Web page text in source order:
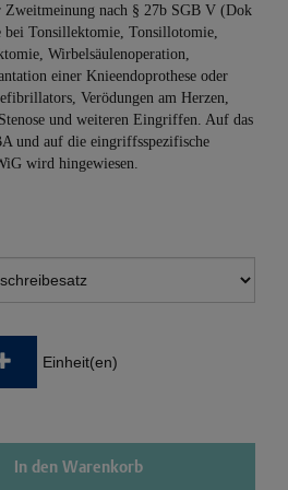
Zweitmeinung nach § 27b SGB V (Dok
bei Tonsillektomie, Tonsillotomie,
Wirbelsäulenoperation,
einer Knieendoprothese oder
Verödungen am Herzen,
und weiteren Eingriffen. Auf das
und auf die eingriffsspezifische
wird hingewiesen.
Einheit(en)
In den Warenkorb